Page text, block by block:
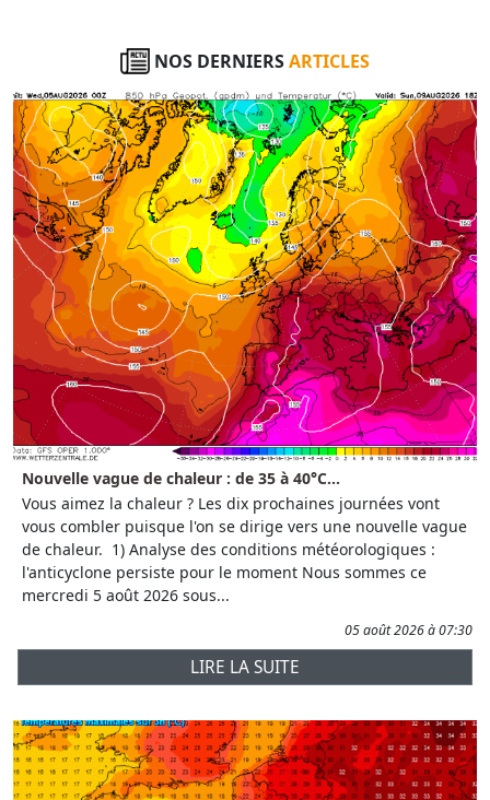
NOS DERNIERSARTICLES
Nouvelle vague de chaleur : de 35 à 40°C...
Vous aimez la chaleur ? Les dix prochaines journées vont
vous combler puisque l'on se dirige vers une nouvelle vague
de chaleur. 1) Analyse des conditions météorologiques :
l'anticyclone persiste pour le moment Nous sommes ce
mercredi 5 août 2026 sous...
05 août 2026 à 07:30
LIRE LA SUITE